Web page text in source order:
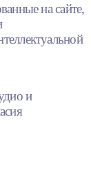
на сайте,
и